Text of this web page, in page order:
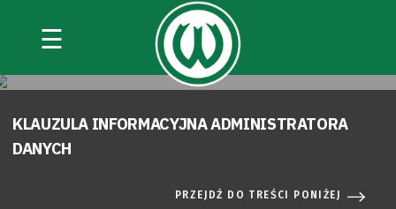
☰
KLAUZULA INFORMACYJNA ADMINISTRATORA
DANYCH
PRZEJDŹ DO TREŚCI PONIŻEJ